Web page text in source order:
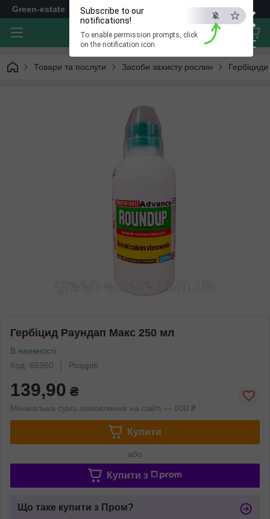
×
ESC
Subscribe to our
notifications!
To enable permission prompts, click
on the notification icon
Green-estate
Товари та послуги Засоби захисту рослин Гербіциди
Гербіцид Раундап Макс 250 мл
В наявності
Код: 65960
Роздріб
139,90 ₴
Мінімальна сума замовлення на сайті — 800 ₴
Купити
або
Купити з
Що таке купити з Пром?